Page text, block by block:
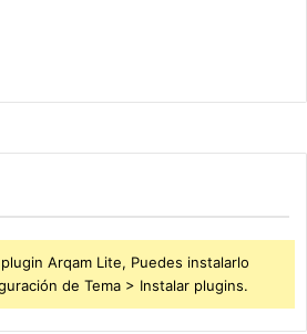
Arqam Lite, Puedes instalarlo
de Tema > Instalar plugins.